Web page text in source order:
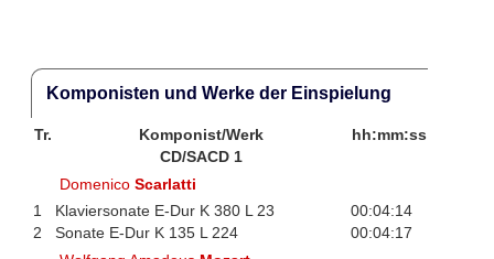
Komponisten und Werke der Einspielung
Tr. Komponist/Werk
hh:mm:ss
CD/SACD 1
DomenicoScarlatti
1
Klaviersonate E-Dur K 380 L 23
00:04:14
2
Sonate E-Dur K 135 L 224
00:04:17